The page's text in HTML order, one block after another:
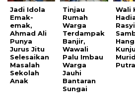
Jadi Idola
Emak-
emak,
Ahmad Ali
Punya
Jurus Jitu
Selesaikan
Masalah
Sekolah
Anak
Tinjau
Rumah
Warga
Terdampak
Banjir,
Wawali
Palu Imbau
Warga
Jauhi
Bantaran
Sungai
Wali